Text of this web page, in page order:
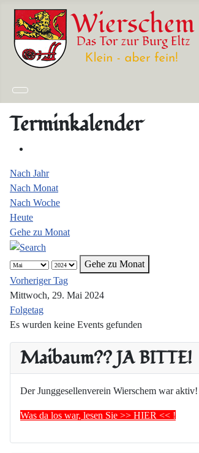
Maibaum?? JA BITTE!
Der Junggesellenverein Wierschem war aktiv!
Was da los war, lesen Sie >> HIER << !
Terminkalender
Nach Jahr
Nach Monat
Nach Woche
Heute
Gehe zu Monat
Gehe zu Monat
Vorheriger Tag
Mittwoch, 29. Mai 2024
Folgetag
Es wurden keine Events gefunden